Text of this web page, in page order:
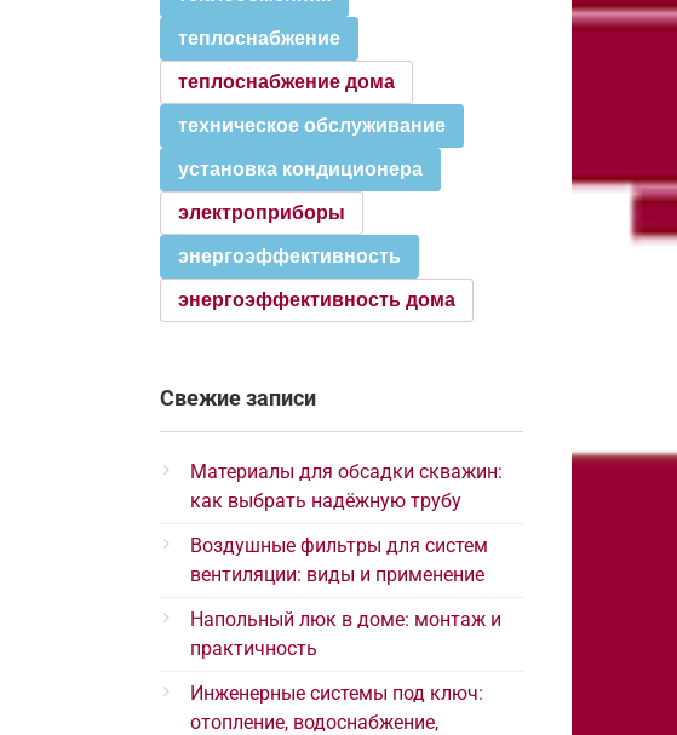
теплоснабжение
теплоснабжение дома
техническое обслуживание
установка кондиционера
электроприборы
энергоэффективность
энергоэффективность дома
Свежие записи
Материалы для обсадки скважин:
как выбрать надёжную трубу
Воздушные фильтры для систем
вентиляции: виды и применение
Напольный люк в доме: монтаж и
практичность
Инженерные системы под ключ:
отопление, водоснабжение,